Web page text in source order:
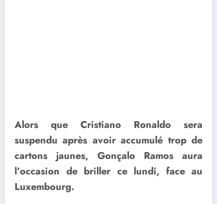
Alors que Cristiano Ronaldo sera
suspendu après avoir accumulé trop de
cartons jaunes, Gonçalo Ramos aura
l’occasion de briller ce lundi, face au
Luxembourg.